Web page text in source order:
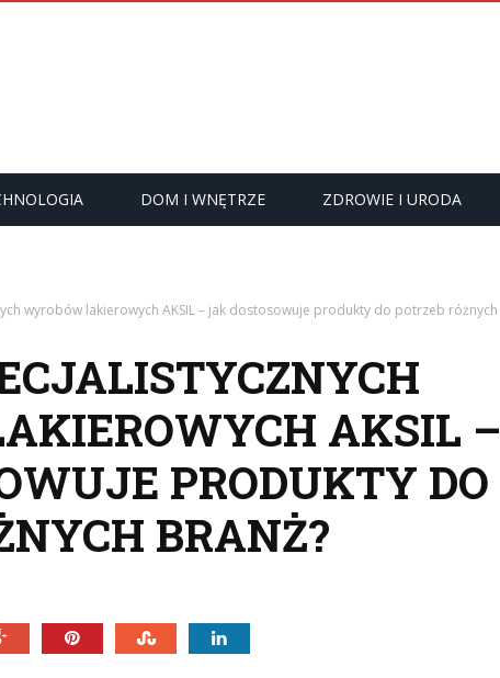
DOM I WNĘTRZE ZDROWIE I URODA
wyrobów lakierowych AKSIL – jak dostosowuje produkty do potrzeb różnych
AKSIL –
PRODUKTY DO
BRANŻ?